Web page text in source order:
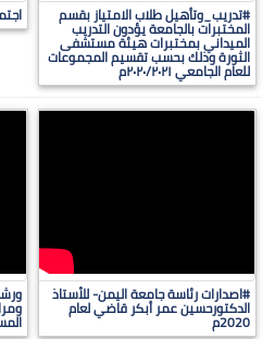
#تدريب_وتأهيل طلاب الامتياز بقسم
المختبرات بالجامعة يؤدون التدريب
الميداني بمختبرات هيئة مستشفى
الثورة وذلك بحسب تقسيم المجموعات
للعام الجامعي ٢٠٢٠/٢٠٢١م
#اصدارات رئاسة جامعة اليمن- للأستاذ
الدكتورحسين عمر أبكر قاضي لعام
2020م